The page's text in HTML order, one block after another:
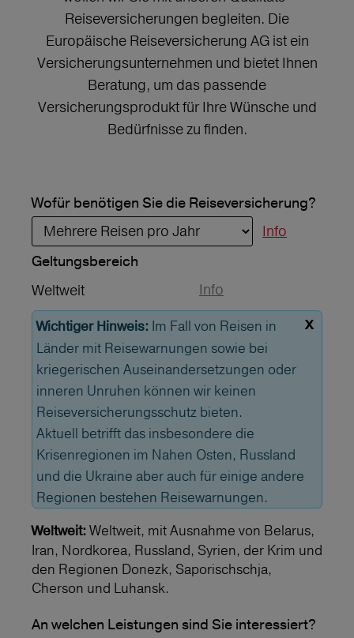
Reiseversicherungen begleiten. Die
Europäische Reiseversicherung AG ist ein
Versicherungsunternehmen und bietet Ihnen
Beratung, um das passende
Versicherungsprodukt für Ihre Wünsche und
Bedürfnisse zu finden.
Wofür benötigen Sie die Reiseversicherung?
Info
Geltungs­bereich
Weltweit
Info
x
Wichtiger Hinweis: Im Fall von Reisen in
Länder mit Reisewarnungen sowie bei
kriegerischen Auseinandersetzungen oder
inneren Unruhen können wir keinen
Reiseversicherungsschutz bieten.
Aktuell betrifft das insbesondere die
Krisenregionen im Nahen Osten, Russland
und die Ukraine aber auch für einige andere
Regionen bestehen Reisewarnungen.
Weltweit: Weltweit, mit Ausnahme von Belarus,
Iran, Nordkorea, Russland, Syrien, der Krim und
den Regionen Donezk, Saporischschja,
Cherson und Luhansk.
An welchen Leistungen sind Sie interessiert?